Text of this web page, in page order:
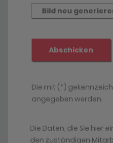
Die Daten, die Sie hier
den zuständigen